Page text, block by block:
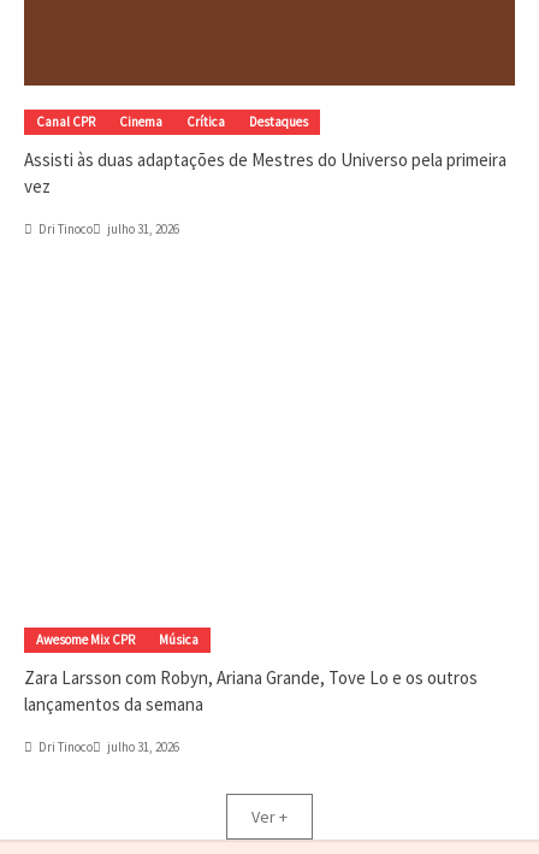
Canal CPR Cinema Crítica Destaques
Assisti às duas adaptações de Mestres do Universo pela primeira
vez
Dri Tinoco julho 31, 2026
Awesome Mix CPR Música
Zara Larsson com Robyn, Ariana Grande, Tove Lo e os outros
lançamentos da semana
Dri Tinoco julho 31, 2026
Ver +